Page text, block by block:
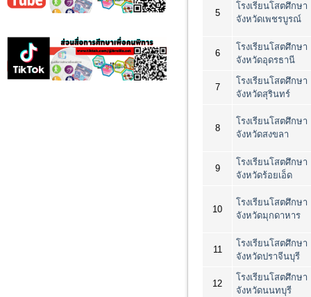
5
โรงเรียนโสตศึกษา
จังหวัดเพชรบูรณ์
6
โรงเรียนโสตศึกษา
จังหวัดอุดรธานี
7
โรงเรียนโสตศึกษา
จังหวัดสุรินทร์
8
โรงเรียนโสตศึกษา
จังหวัดสงขลา
9
โรงเรียนโสตศึกษา
จังหวัดร้อยเอ็ด
10
โรงเรียนโสตศึกษา
จังหวัดมุกดาหาร
11
โรงเรียนโสตศึกษา
จังหวัดปราจีนบุรี
12
โรงเรียนโสตศึกษา
จังหวัดนนทบุรี